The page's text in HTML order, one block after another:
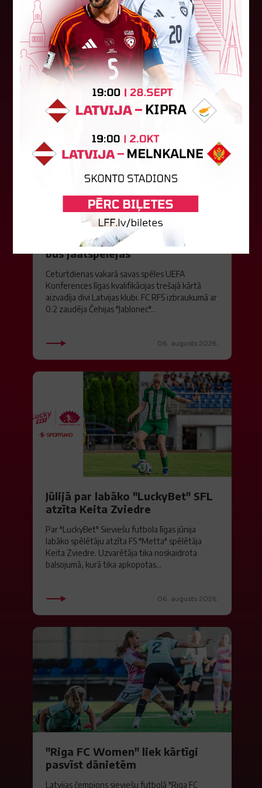
LFF Disciplinārlietu komitejas sēdes protokols
Nr. DK 26/-38 Rīgā, 2026. gada 6. augustā.
Piedalās:Komitejas locekļi: Jevgenija
Tverjanoviča-Bore, Raivis Grīnbergs...
07. augusts 2026.
"Riga FC" iegūst handikapu, RFS
būs jāatspēlējas
Ceturtdienas vakarā savas spēles UEFA
Konferences līgas kvalifikācijas trešajā kārtā
aizvadīja divi Latvijas klubi. FC RFS izbraukumā ar
0:2 zaudēja Čehijas "Jablonec"...
06. augusts 2026.
Jūlijā par labāko "LuckyBet" SFL
atzīta Keita Zviedre
Par "LuckyBet" Sieviešu futbola līgas jūnija
labāko spēlētāju atzīta FS "Metta" spēlētāja
Keita Zviedre. Uzvarētāja tika noskaidrota
balsojumā, kurā tika apkopotas...
06. augusts 2026.
"Riga FC Women" liek kārtīgi
pasvīst dānietēm
Latvijas čempions sieviešu futbolā "Riga FC